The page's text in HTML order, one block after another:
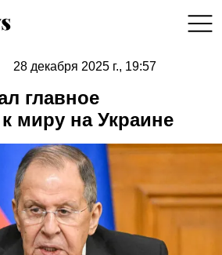
28 декабря 2025 г., 19:57
главное
миру на Украине